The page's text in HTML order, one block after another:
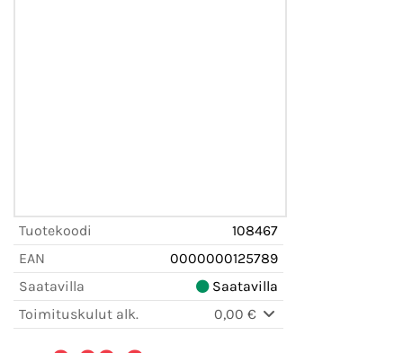
Tuotekoodi
108467
EAN
0000000125789
Saatavilla
Saatavilla
Toimituskulut alk.
0,00 €